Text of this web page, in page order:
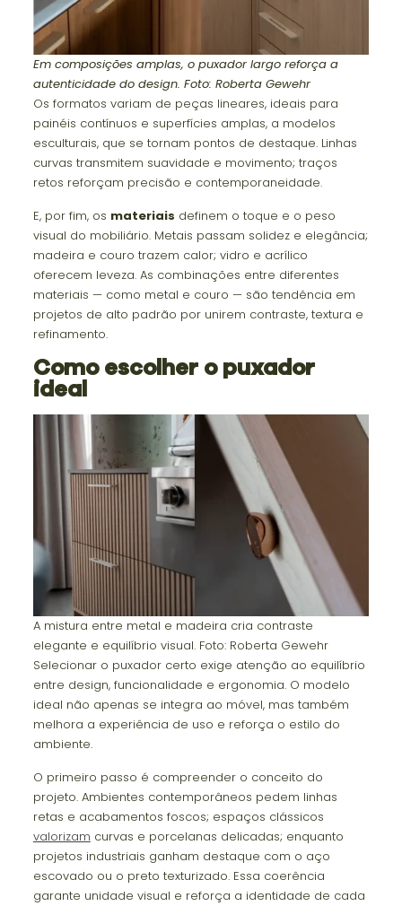
Em composições amplas, o puxador largo reforça a
autenticidade do design. Foto: Roberta Gewehr
Os formatos variam de peças lineares, ideais para
painéis contínuos e superfícies amplas, a modelos
esculturais, que se tornam pontos de destaque. Linhas
curvas transmitem suavidade e movimento; traços
retos reforçam precisão e contemporaneidade.
E, por fim, os materiais definem o toque e o peso
visual do mobiliário. Metais passam solidez e elegância;
madeira e couro trazem calor; vidro e acrílico
oferecem leveza. As combinações entre diferentes
materiais — como metal e couro — são tendência em
projetos de alto padrão por unirem contraste, textura e
refinamento.
Como escolher o puxador
ideal
A mistura entre metal e madeira cria contraste
elegante e equilíbrio visual. Foto: Roberta Gewehr
Selecionar o puxador certo exige atenção ao equilíbrio
entre design, funcionalidade e ergonomia. O modelo
ideal não apenas se integra ao móvel, mas também
melhora a experiência de uso e reforça o estilo do
ambiente.
O primeiro passo é compreender o conceito do
projeto. Ambientes contemporâneos pedem linhas
retas e acabamentos foscos; espaços clássicos
valorizam curvas e porcelanas delicadas; enquanto
projetos industriais ganham destaque com o aço
escovado ou o preto texturizado. Essa coerência
garante unidade visual e reforça a identidade de cada